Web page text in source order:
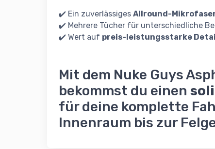
✔️ Ein zuverlässiges Allround-
✔️ Mehrere Tücher für unterschiedliche
✔️ Wert auf preis-leistungsstarke
Mit dem Nuke Guys
bekommst du einen
für deine komplette
Innenraum bis zur